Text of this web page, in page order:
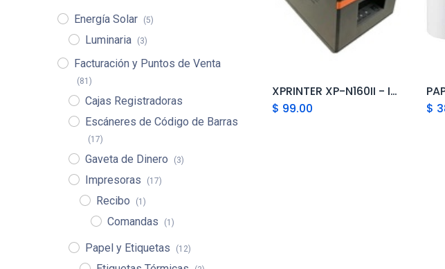
Energía Solar
(5)
Luminaria (3)
Facturación y Puntos de Venta
(81)
Cajas Registradoras
Escáneres de Código de Barras
(17)
Gaveta de Dinero (3)
Impresoras (17)
Recibo (1)
Comandas (1)
Papel y Etiquetas (12)
Add to Cart
XPRINTER XP-N160II - IMPRESORA DE RECIBOS TERMICA 80MM USB/BT
$ 99.00
$